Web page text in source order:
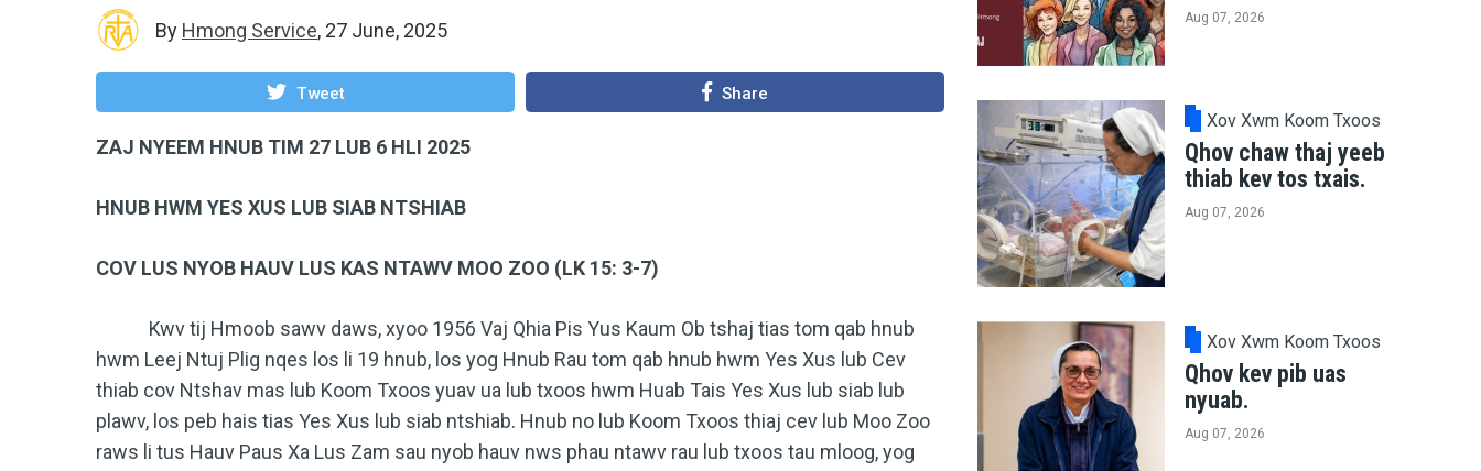
By Hmong Service, 27 June, 2025
Tweet Share
ZAJ NYEEM HNUB TIM 27 LUB 6 HLI 2025
HNUB HWM YES XUS LUB SIAB NTSHIAB
COV LUS NYOB HAUV LUS KAS NTAWV MOO ZOO (LK 15: 3-7)
Kwv tij Hmoob sawv daws, xyoo 1956 Vaj Qhia Pis Yus Kaum Ob tshaj tias tom qab hnub
hwm Leej Ntuj Plig nqes los li 19 hnub, los yog Hnub Rau tom qab hnub hwm Yes Xus lub Cev
thiab cov Ntshav mas lub Koom Txoos yuav ua lub txoos hwm Huab Tais Yes Xus lub siab lub
plawv, los peb hais tias Yes Xus lub siab ntshiab. Hnub no lub Koom Txoos thiaj cev lub Moo Zoo
raws li tus Hauv Paus Xa Lus Zam sau nyob hauv nws phau ntawv rau lub txoos tau mloog, yog
Aug 07, 2026
Xov Xwm Koom Txoos
Qhov chaw thaj yeeb
thiab kev tos txais.
Aug 07, 2026
Xov Xwm Koom Txoos
Qhov kev pib uas
nyuab.
Aug 07, 2026